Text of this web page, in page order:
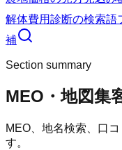
解体費用診断の検索語
補
Section summary
MEO・地図集
MEO、地名検索、口
す。